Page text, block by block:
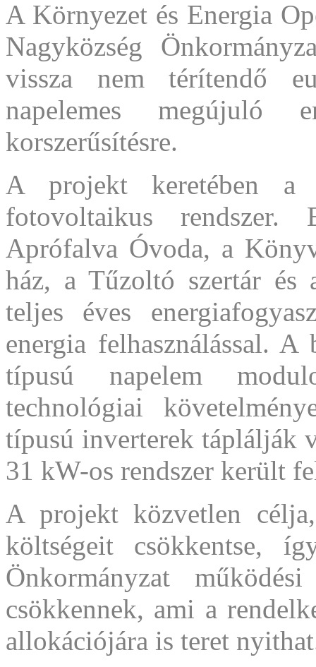
A Környezet és Energia
Nagyközség
vissza nem térítendő
napelemes megújuló
korszerűsítésre.
A projekt keretében a
fotovoltaikus rendszer.
Aprófalva Óvoda, a
ház, a Tűzoltó szertár és
teljes éves
energia felhasználással.
típusú napelem
technológiai
típusú inverterek táplálják
31 kW-os rendszer került
A projekt közvetlen
költségeit csökkentse,
Önkormányzat
csökkennek, ami a
allokációjára is teret